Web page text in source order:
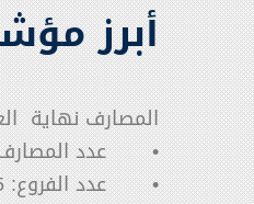
أبرز
المصارف نهاية
•
عدد المصارف
•
عدد الفروع: 715